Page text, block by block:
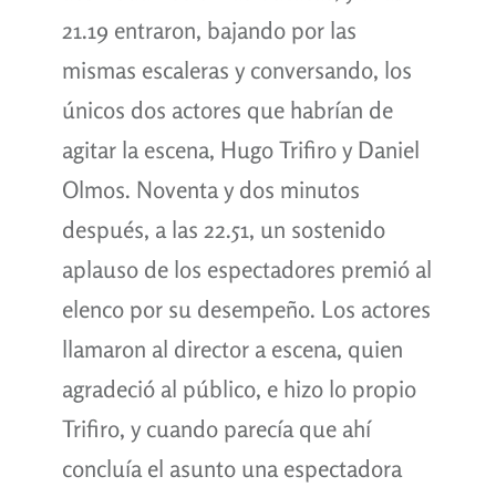
21.19 entraron, bajando por las
mismas escaleras y conversando, los
únicos dos actores que habrían de
agitar la escena, Hugo Trifiro y Daniel
Olmos. Noventa y dos minutos
después, a las 22.51, un sostenido
aplauso de los espectadores premió al
elenco por su desempeño. Los actores
llamaron al director a escena, quien
agradeció al público, e hizo lo propio
Trifiro, y cuando parecía que ahí
concluía el asunto una espectadora